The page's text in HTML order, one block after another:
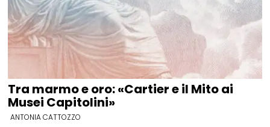
Tra marmo e oro: «Cartier e il Mito ai
Musei Capitolini»
ANTONIA CATTOZZO